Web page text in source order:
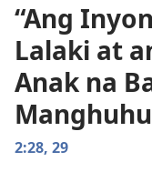
“Ang
Lalaki at
Anak na
2:28, 29